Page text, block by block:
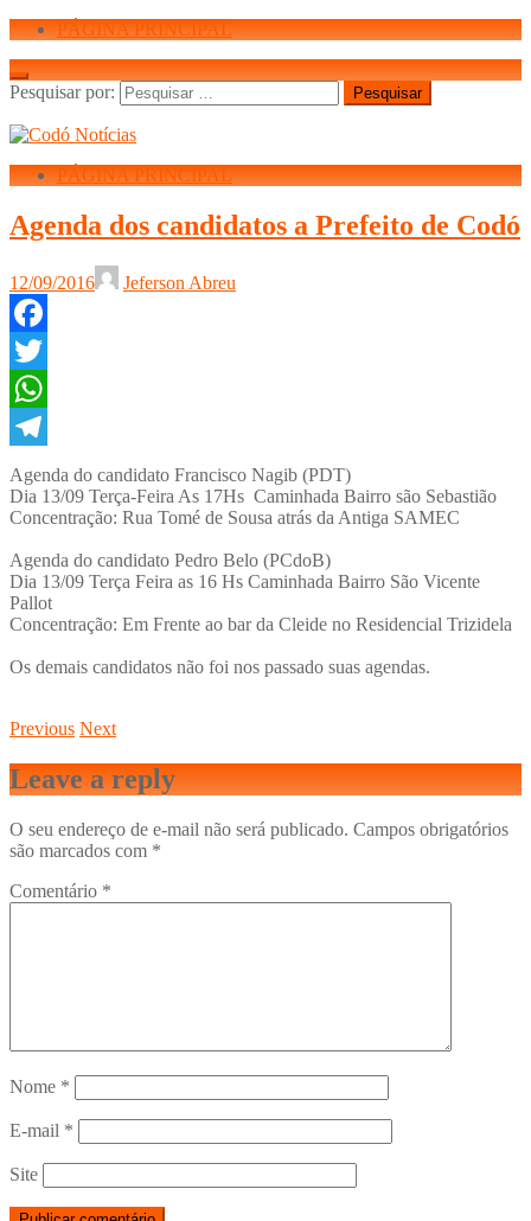
PÁGINA PRINCIPAL
Pesquisar por:
PÁGINA PRINCIPAL
Agenda dos candidatos a Prefeito de Codó
12/09/2016 Jeferson Abreu
Facebook
Twitter
WhatsApp
Telegram
Agenda do candidato Francisco Nagib (PDT)
Dia 13/09 Terça-Feira As 17Hs Caminhada Bairro são Sebastião
Concentração: Rua Tomé de Sousa atrás da Antiga SAMEC
Agenda do candidato Pedro Belo (PCdoB)
Dia 13/09 Terça Feira as 16 Hs Caminhada Bairro São Vicente
Pallot
Concentração: Em Frente ao bar da Cleide no Residencial Trizidela
Os demais candidatos não foi nos passado suas agendas.
Previous Next
Leave a reply
O seu endereço de e-mail não será publicado. Campos obrigatórios
são marcados com *
Comentário *
Nome *
E-mail *
Site